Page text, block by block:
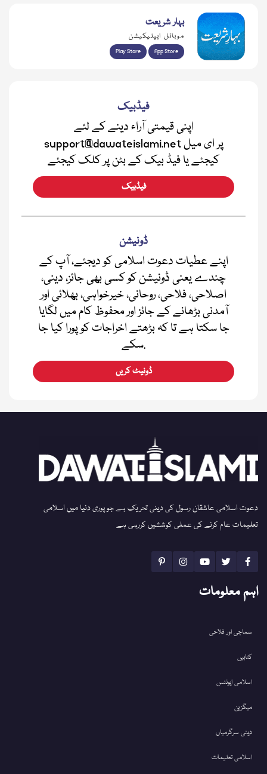
بہار شریعت
موبائل ایپلیکیشن
Play Store App Store
فیڈبیک
اپنی قیمتی آراء دینے کے لئے
support@dawateislami.net پر ای میل
کیجئے یا فیڈ بیک کے بٹن پر کلک کیجئے
فیڈبیک
ڈونیشن
اپنے عطیات دعوت اسلامی کو دیجئے، آپ کے
چندے یعنی ڈونیشن کو کسی بھی جائز، دینی،
اصلاحی، فلاحی، روحانی، خیرخواہی، بھلائی اور
آمدنی بڑھانے کے جائز اور محفوظ کام میں لگایا
جا سکتا ہے تا کہ بڑھتے اخراجات کو پورا کیا جا
سکے.
ڈونیٹ کریں
دعوت اسلامی عاشقان رسول کی دینی تحریک ہے جو پوری دنیا میں اسلامی
تعلیمات عام کرنے کی عملی کوششیں کررہی ہے
اہم معلومات
سماجی اور فلاحی
کتابیں
اسلامی ایونٹس
میگزین
دینی سرگرمیاں
اسلامی تعلیمات